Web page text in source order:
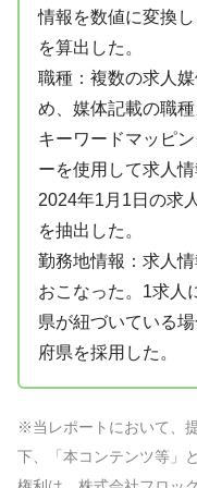
情報を数値に変換
を算出した。
職種：複数の求人
め、媒体記載の職
キーワードマッピ
ーを使用して求人
2024年1月1日の求
を抽出した。
勤務地情報：求人
おこなった。1求人
県が紐づいている
府県を採用した。
※当レポートにおいて、
下、「本コンテンツ等」